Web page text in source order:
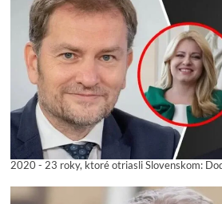
2020 - 23 roky, ktoré otriasli Slovenskom: